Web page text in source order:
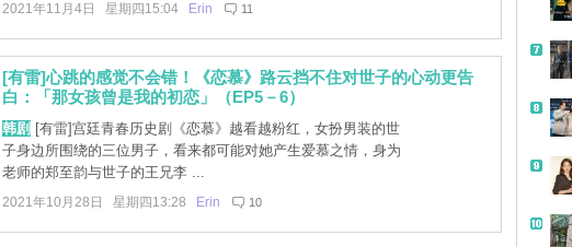
2021年11月4日 星期四15:04 Erin 11
[有雷]心跳的感觉不会错！《恋慕》路云挡不住对世子的心动更告
白：「那女孩曾是我的初恋」（EP5－6）
韩剧 [有雷]宫廷青春历史剧《恋慕》越看越粉红，女扮男装的世
子身边所围绕的三位男子，看来都可能对她产生爱慕之情，身为
老师的郑至韵与世子的王兄李 ...
2021年10月28日 星期四13:28 Erin 10